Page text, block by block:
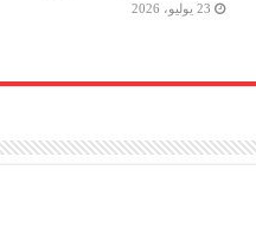
23 يوليو، 2026